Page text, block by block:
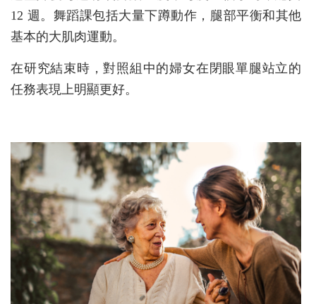
12 週。舞蹈課包括大量下蹲動作，腿部平衡和其他
基本的大肌肉運動。
在研究結束時，對照組中的婦女在閉眼單腿站立的
任務表現上明顯更好。